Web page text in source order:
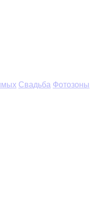
Свадьба Фотозоны